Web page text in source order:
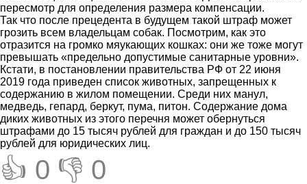
пересмотр для определения размера компенсации.
Так что после прецедента в будущем такой штраф может
грозить всем владельцам собак. Посмотрим, как это
отразится на громко мяукающих кошках: они же тоже могут
превышать «предельно допустимые санитарные уровни».
Кстати, в постановлении правительства РФ от 22 июня
2019 года приведен список животных, запрещенных к
содержанию в жилом помещении. Среди них манул,
медведь, гепард, беркут, пума, питон. Содержание дома
диких животных из этого перечня может обернуться
штрафами до 15 тысяч рублей для граждан и до 150 тысяч
рублей для юридических лиц.
👍 0 👎 0